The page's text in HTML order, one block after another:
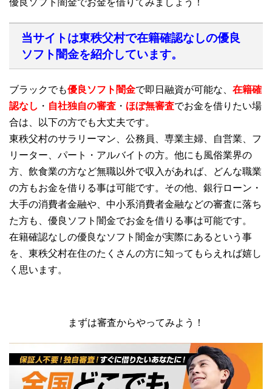
優良ソフト闇金でお金を借りてみましょう！
当サイトは東秩父村で在籍確認なしの優良
ソフト闇金を紹介しています。
ブラックでも優良ソフト闇金で即日融資が可能な、 在籍確
認なし ・ 自社独自の審査 ・ ほぼ無審査でお金を借りたい場
合は、以下の方でも大丈夫です。
東秩父村のサラリーマン、公務員、専業主婦、自営業、フ
リーター、パート・アルバイトの方。他にも風俗業界の
方、飲食業の方など無職以外で収入があれば、どんな職業
の方もお金を借りる事は可能です。その他、銀行ローン・
大手の消費者金融や、中小系消費者金融などの審査に落ち
た方も、優良ソフト闇金でお金を借りる事は可能です。
在籍確認なしの優良なソフト闇金が実際にあるという事
を、東秩父村在住のたくさんの方に知ってもらえれば嬉し
く思います。
まずは審査からやってみよう！